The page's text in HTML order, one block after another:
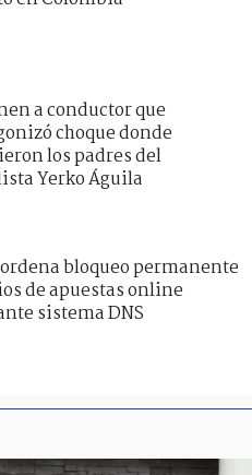
a conductor que
choque donde
los padres del
Yerko Águila
bloqueo permanente
de apuestas online
sistema DNS